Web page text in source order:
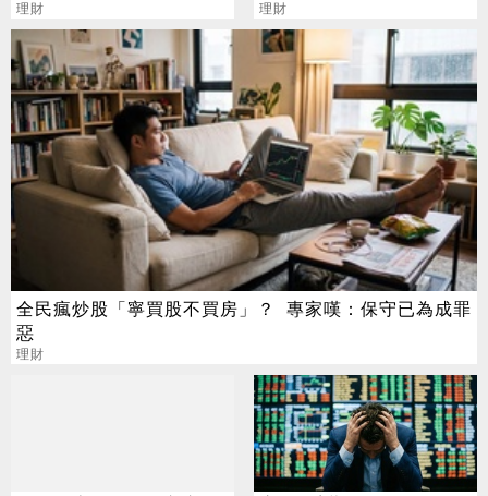
鍋：主力不都這樣玩
理財
年終
理財
全民瘋炒股「寧買股不買房」？ 專家嘆：保守已為成罪
惡
理財